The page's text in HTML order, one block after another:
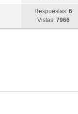
Respuestas: 6
Vistas: 7966